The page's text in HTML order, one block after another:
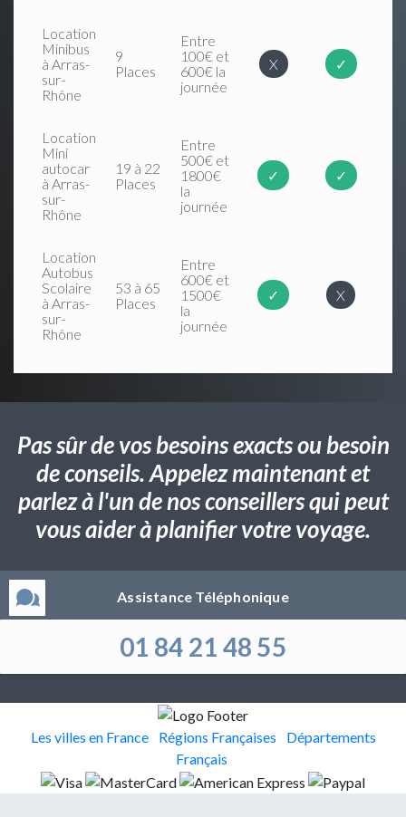
Location
Minibus
à Arras-
sur-
Rhône
9
Places
Entre
100€ et
600€ la
journée
X ✓
Location
Mini
autocar
à Arras-
sur-
Rhône
19 à 22
Places
Entre
500€ et
1800€
la
journée
✓ ✓
Location
Autobus
Scolaire
à Arras-
sur-
Rhône
53 à 65
Places
Entre
600€ et
1500€
la
journée
✓ X
Pas sûr de vos besoins exacts ou besoin
de conseils. Appelez maintenant et
parlez à l'un de nos conseillers qui peut
vous aider à planifier votre voyage.
Assistance Téléphonique
01 84 21 48 55
Les villes en France Régions Françaises
Départements
Français